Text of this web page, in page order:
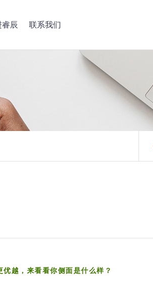
睿辰 联系我们
越，来看看你侧面是什么样？